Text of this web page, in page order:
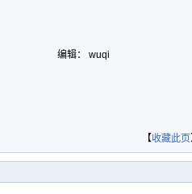
编辑： wuqi
【收藏此页